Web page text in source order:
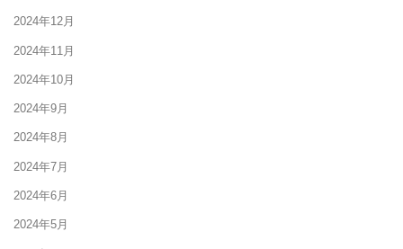
2024年12月
2024年11月
2024年10月
2024年9月
2024年8月
2024年7月
2024年6月
2024年5月